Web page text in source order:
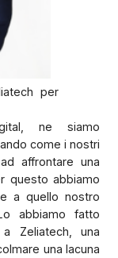
per
ne siamo
come i nostri
affrontare una
questo abbiamo
a quello nostro
abbiamo fatto
Zeliatech, una
una lacuna